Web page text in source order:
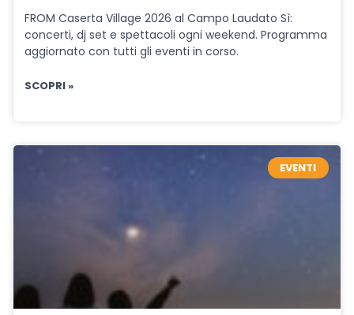
FROM Caserta Village 2026 al Campo Laudato Sì:
concerti, dj set e spettacoli ogni weekend. Programma
aggiornato con tutti gli eventi in corso.
SCOPRI »
EVENTI